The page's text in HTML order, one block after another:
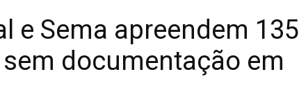
e Sema apreendem 135
documentação em